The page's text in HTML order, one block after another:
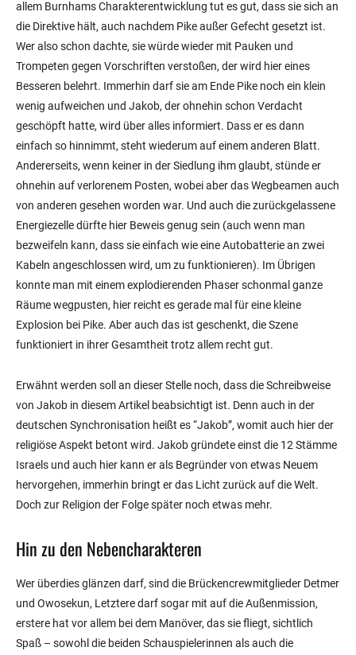
allem Burnhams Charakterentwicklung tut es gut, dass sie sich an
die Direktive hält, auch nachdem Pike außer Gefecht gesetzt ist.
Wer also schon dachte, sie würde wieder mit Pauken und
Trompeten gegen Vorschriften verstoßen, der wird hier eines
Besseren belehrt. Immerhin darf sie am Ende Pike noch ein klein
wenig aufweichen und Jakob, der ohnehin schon Verdacht
geschöpft hatte, wird über alles informiert. Dass er es dann
einfach so hinnimmt, steht wiederum auf einem anderen Blatt.
Andererseits, wenn keiner in der Siedlung ihm glaubt, stünde er
ohnehin auf verlorenem Posten, wobei aber das Wegbeamen auch
von anderen gesehen worden war. Und auch die zurückgelassene
Energiezelle dürfte hier Beweis genug sein (auch wenn man
bezweifeln kann, dass sie einfach wie eine Autobatterie an zwei
Kabeln angeschlossen wird, um zu funktionieren). Im Übrigen
konnte man mit einem explodierenden Phaser schonmal ganze
Räume wegpusten, hier reicht es gerade mal für eine kleine
Explosion bei Pike. Aber auch das ist geschenkt, die Szene
funktioniert in ihrer Gesamtheit trotz allem recht gut.
Erwähnt werden soll an dieser Stelle noch, dass die Schreibweise
von Jakob in diesem Artikel beabsichtigt ist. Denn auch in der
deutschen Synchronisation heißt es “Jakob”, womit auch hier der
religiöse Aspekt betont wird. Jakob gründete einst die 12 Stämme
Israels und auch hier kann er als Begründer von etwas Neuem
hervorgehen, immerhin bringt er das Licht zurück auf die Welt.
Doch zur Religion der Folge später noch etwas mehr.
Hin zu den Nebencharakteren
Wer überdies glänzen darf, sind die Brückencrewmitglieder Detmer
und Owosekun, Letztere darf sogar mit auf die Außenmission,
erstere hat vor allem bei dem Manöver, das sie fliegt, sichtlich
Spaß – sowohl die beiden Schauspielerinnen als auch die